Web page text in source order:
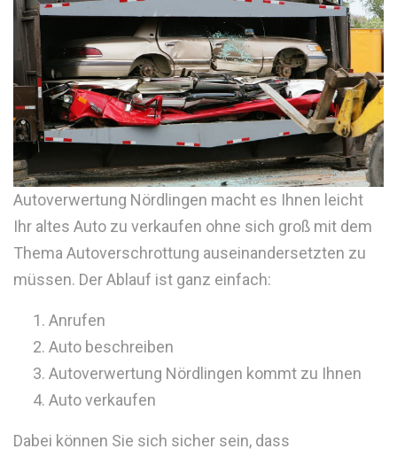
Autoverwertung Nördlingen macht es Ihnen leicht
Ihr altes Auto zu verkaufen ohne sich groß mit dem
Thema Autoverschrottung auseinandersetzten zu
müssen. Der Ablauf ist ganz einfach:
Anrufen
Auto beschreiben
Autoverwertung Nördlingen kommt zu Ihnen
Auto verkaufen
Dabei können Sie sich sicher sein, dass